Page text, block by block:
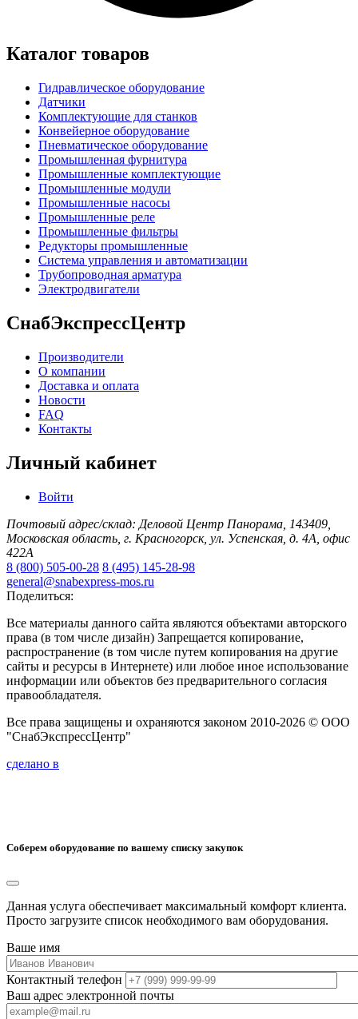
Каталог товаров
Гидравлическое оборудование
Датчики
Комплектующие для станков
Конвейерное оборудование
Пневматическое оборудование
Промышленная фурнитура
Промышленные комплектующие
Промышленные модули
Промышленные насосы
Промышленные реле
Промышленные фильтры
Редукторы промышленные
Система управления и автоматизации
Трубопроводная арматура
Электродвигатели
СнабЭкспрессЦентр
Производители
О компании
Доставка и оплата
Новости
FAQ
Контакты
Личный кабинет
Войти
Почтовый адрес/склад: Деловой Центр Панорама, 143409,
Московская область, г. Красногорск, ул. Успенская, д. 4А, офис
422А
8 (800) 505-00-28 8 (495) 145-28-98
general@snabexpress-mos.ru
Поделиться:
Все материалы данного сайта являются объектами авторского
права (в том числе дизайн) Запрещается копирование,
распространение (в том числе путем копирования на другие
сайты и ресурсы в Интернете) или любое иное использование
информации или объектов без предварительного согласия
правообладателя.
Все права защищены и охраняются законом 2010-2026 © ООО
"СнабЭкспрессЦентр"
сделано в
Соберем оборудование по вашему списку закупок
Данная услуга обеспечивает максимальный комфорт клиента.
Просто загрузите список необходимого вам оборудования.
Ваше имя
Контактный телефон
Ваш адрес электронной почты